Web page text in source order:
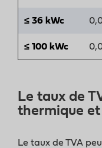
≤ 36 kWc
≤ 100 kWc
Le taux de
thermique
Le taux de TVA